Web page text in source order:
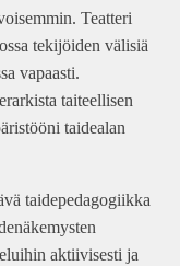
Teatteri
tekijöiden välisiä
vapaasti.
taiteellisen
taidealan
taidepedagogiikka
aktiivisesti ja